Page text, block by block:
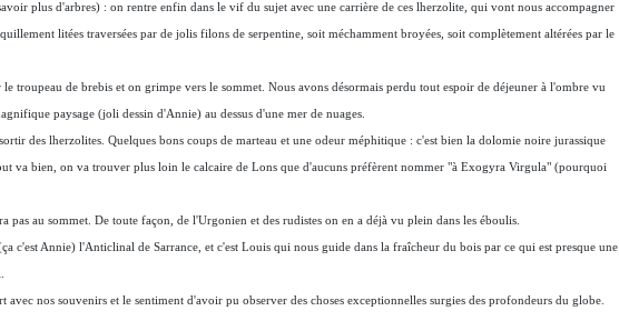
plus d'arbres) : on rentre enfin dans le vif du sujet avec une carrière de ces lherzolite, qui vont nous accompagner
litées traversées par de jolis filons de serpentine, soit méchamment broyées, soit complètement altérées par le
le troupeau de brebis et on grimpe vers le sommet. Nous avons désormais perdu tout espoir de déjeuner à l'ombre vu
paysage (joli dessin d'Annie) au dessus d'une mer de nuages.
des lherzolites. Quelques bons coups de marteau et une odeur méphitique : c'est bien la dolomie noire jurassique
va bien, on va trouver plus loin le calcaire de Lons que d'aucuns préfèrent nommer "à Exogyra Virgula" (pourquoi
au sommet. De toute façon, de l'Urgonien et des rudistes on en a déjà vu plein dans les éboulis.
c'est Annie) l'Anticlinal de Sarrance, et c'est Louis qui nous guide dans la fraîcheur du bois par ce qui est presque une
avec nos souvenirs et le sentiment d'avoir pu observer des choses exceptionnelles surgies des profondeurs du globe.